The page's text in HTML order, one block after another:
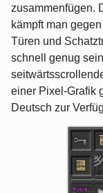
zusammenfügen.
kämpft man
Türen und
schnell genug
einer Pixel-Grafik
Deutsch zur